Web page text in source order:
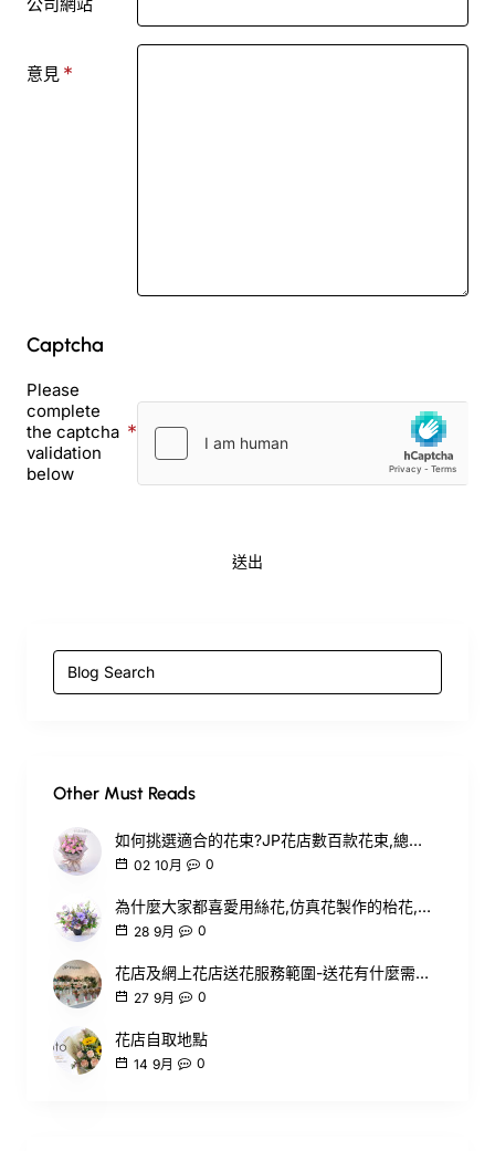
意見
Captcha
Please
complete
the captcha
validation
below
送出
Other Must Reads
如何挑選適合的花束?JP花店數百款花束,總有你所喜愛的款式
02 10月 0
為什麼大家都喜愛用絲花,仿真花製作的枱花,擺設?
28 9月 0
花店及網上花店送花服務範圍-送花有什麼需要留意?
27 9月 0
花店自取地點
14 9月 0